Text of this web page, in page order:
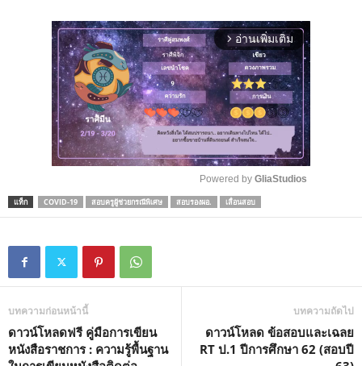
arrow_forward_ios อ่านเพิ่มเติม
M
Powered by GliaStudios
แท็ก COVID-19 สอบครูผู้ช่วยกรณีพิเศษ สอบรองผอ. เลื่อนสอบ
บทความก่อนหน้านี้
ดาวน์โหลดฟรี คู่มือการเขียน
หนังสือราชการ : ความรู้พื้นฐาน
บทความถัดไป
ดาวน์โหลด ข้อสอบและเฉลย
RT ป.1 ปีการศึกษา 62 (สอบปี